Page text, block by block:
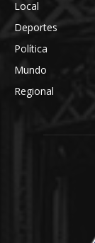
Local
Deportes
Política
Mundo
Regional